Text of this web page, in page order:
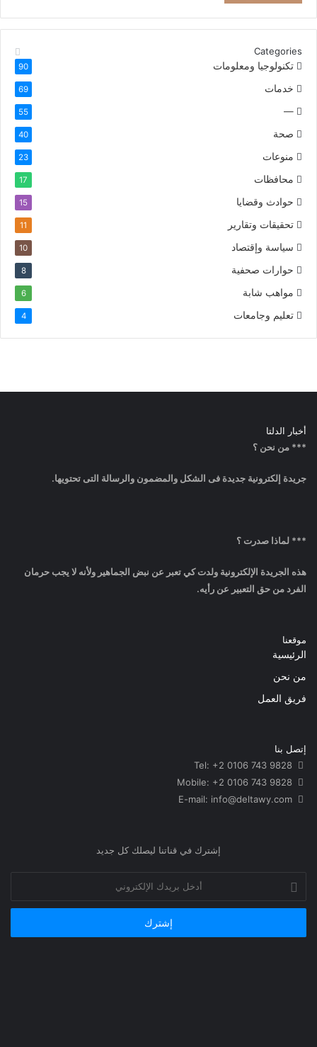
Categories
تكنولوجيا ومعلومات
90
خدمات 69
—
55
صحة 40
منوعات 23
محافظات 17
حوادث وقضايا 15
تحقيقات وتقارير 11
سياسة وإقتصاد 10
حوارات صحفية 8
مواهب شابة 6
تعليم وجامعات 4
أخبار الدلتا
*** من نحن ؟
جريدة إلكترونية جديدة فى الشكل والمضمون والرسالة التى تحتويها.
*** لماذا صدرت ؟
هذه الجريدة الإلكترونية ولدت كي تعبر عن نبض الجماهير ولأنه لا يجب حرمان
الفرد من حق التعبير عن رأيه.
موقعنا
الرئيسية
من نحن
فريق العمل
إتصل بنا
info@deltawy.com
إشترك في قناتنا ليصلك كل جديد
بريدك
الإلكتروني